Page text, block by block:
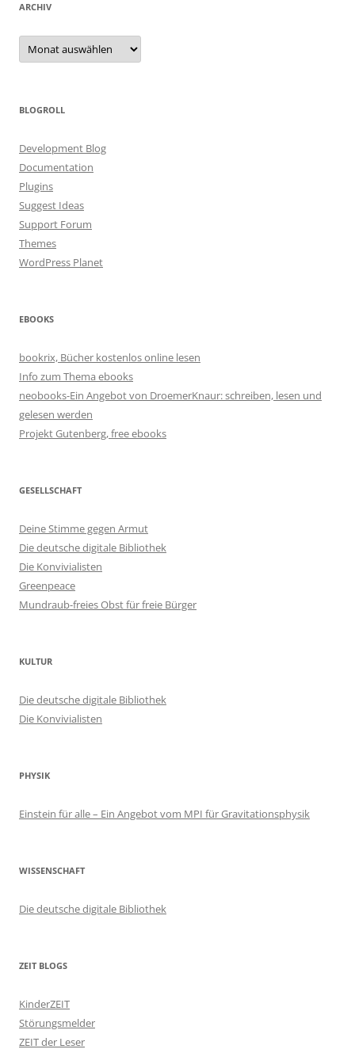
ARCHIV
Archiv
BLOGROLL
Development Blog
Documentation
Plugins
Suggest Ideas
Support Forum
Themes
WordPress Planet
EBOOKS
bookrix, Bücher kostenlos online lesen
Info zum Thema ebooks
neobooks-Ein Angebot von DroemerKnaur: schreiben, lesen und
gelesen werden
Projekt Gutenberg, free ebooks
GESELLSCHAFT
Deine Stimme gegen Armut
Die deutsche digitale Bibliothek
Die Konvivialisten
Greenpeace
Mundraub-freies Obst für freie Bürger
KULTUR
Die deutsche digitale Bibliothek
Die Konvivialisten
PHYSIK
Einstein für alle – Ein Angebot vom MPI für Gravitationsphysik
WISSENSCHAFT
Die deutsche digitale Bibliothek
ZEIT BLOGS
KinderZEIT
Störungsmelder
ZEIT der Leser